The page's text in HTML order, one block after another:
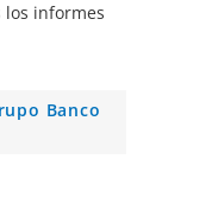
informes
Banco